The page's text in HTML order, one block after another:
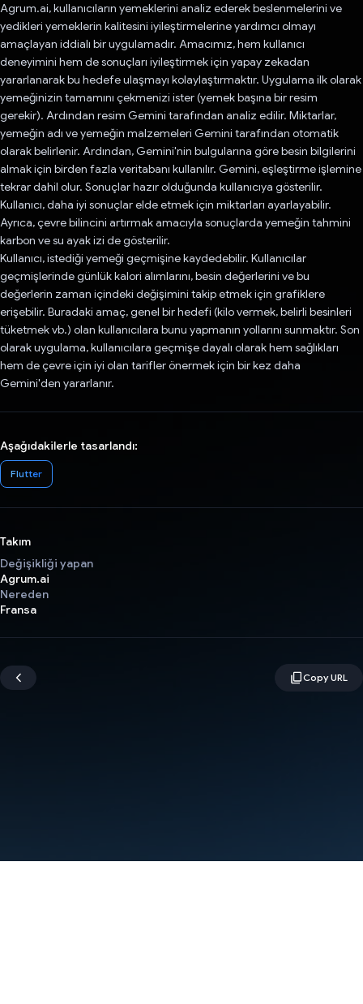
Agrum.ai, kullanıcıların yemeklerini analiz ederek beslenmelerini ve
yedikleri yemeklerin kalitesini iyileştirmelerine yardımcı olmayı
amaçlayan iddialı bir uygulamadır. Amacımız, hem kullanıcı
deneyimini hem de sonuçları iyileştirmek için yapay zekadan
yararlanarak bu hedefe ulaşmayı kolaylaştırmaktır. Uygulama ilk olarak
yemeğinizin tamamını çekmenizi ister (yemek başına bir resim
gerekir). Ardından resim Gemini tarafından analiz edilir. Miktarlar,
yemeğin adı ve yemeğin malzemeleri Gemini tarafından otomatik
olarak belirlenir. Ardından, Gemini'nin bulgularına göre besin bilgilerini
almak için birden fazla veritabanı kullanılır. Gemini, eşleştirme işlemine
tekrar dahil olur. Sonuçlar hazır olduğunda kullanıcıya gösterilir.
Kullanıcı, daha iyi sonuçlar elde etmek için miktarları ayarlayabilir.
Ayrıca, çevre bilincini artırmak amacıyla sonuçlarda yemeğin tahmini
karbon ve su ayak izi de gösterilir.
Kullanıcı, istediği yemeği geçmişine kaydedebilir. Kullanıcılar
geçmişlerinde günlük kalori alımlarını, besin değerlerini ve bu
değerlerin zaman içindeki değişimini takip etmek için grafiklere
erişebilir. Buradaki amaç, genel bir hedefi (kilo vermek, belirli besinleri
tüketmek vb.) olan kullanıcılara bunu yapmanın yollarını sunmaktır. Son
olarak uygulama, kullanıcılara geçmişe dayalı olarak hem sağlıkları
hem de çevre için iyi olan tarifler önermek için bir kez daha
Gemini'den yararlanır.
Aşağıdakilerle tasarlandı:
Flutter
Takım
Değişikliği yapan
Agrum.ai
Nereden
Fransa